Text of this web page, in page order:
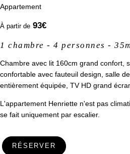
Appartement
À partir de 93€
1 chambre - 4 personnes -
Chambre avec lit 160cm grand confort,
confortable avec fauteuil design, salle
entièrement équipée, TV HD grand
L'appartement Henriette n'est pas
se fait uniquement par escalier.
RÉSERVER